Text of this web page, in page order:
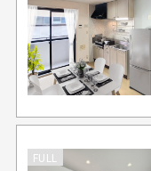
FULL